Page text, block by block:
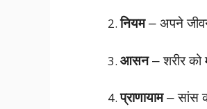
नियम– अपने
आसन– शरीर को
प्राणायाम– सांस